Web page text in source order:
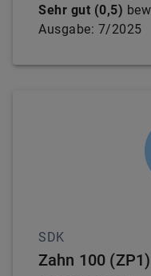
Sehr gut (0,5)
Ausgabe: 7/2025
SDK
Zahn 100 (ZP1)